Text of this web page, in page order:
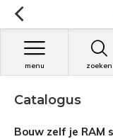
zoeken
menu
Catalogus
Bouw zelf je RAM